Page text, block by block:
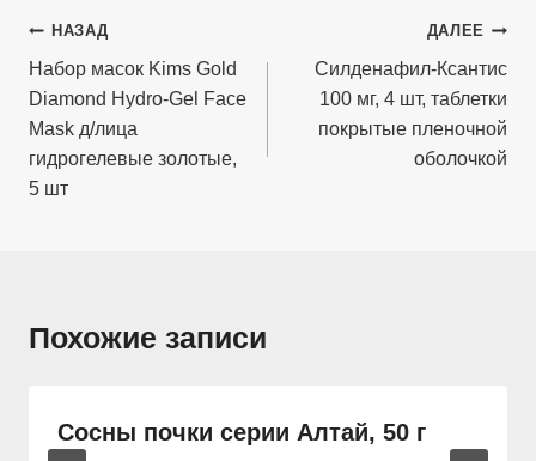
Навигация
по
записям
НАЗАД
Набор масок Kims Gold
Diamond Hydro-Gel Face
Mask д/лица
гидрогелевые золотые,
5 шт
ДАЛЕЕ
Силденафил-Ксантис
100 мг, 4 шт, таблетки
покрытые пленочной
оболочкой
Похожие записи
Сосны почки серии Алтай, 50 г